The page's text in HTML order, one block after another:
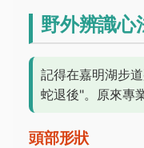
野外辨識心
記得在嘉明湖步
蛇退後"。原來專
頭部形狀